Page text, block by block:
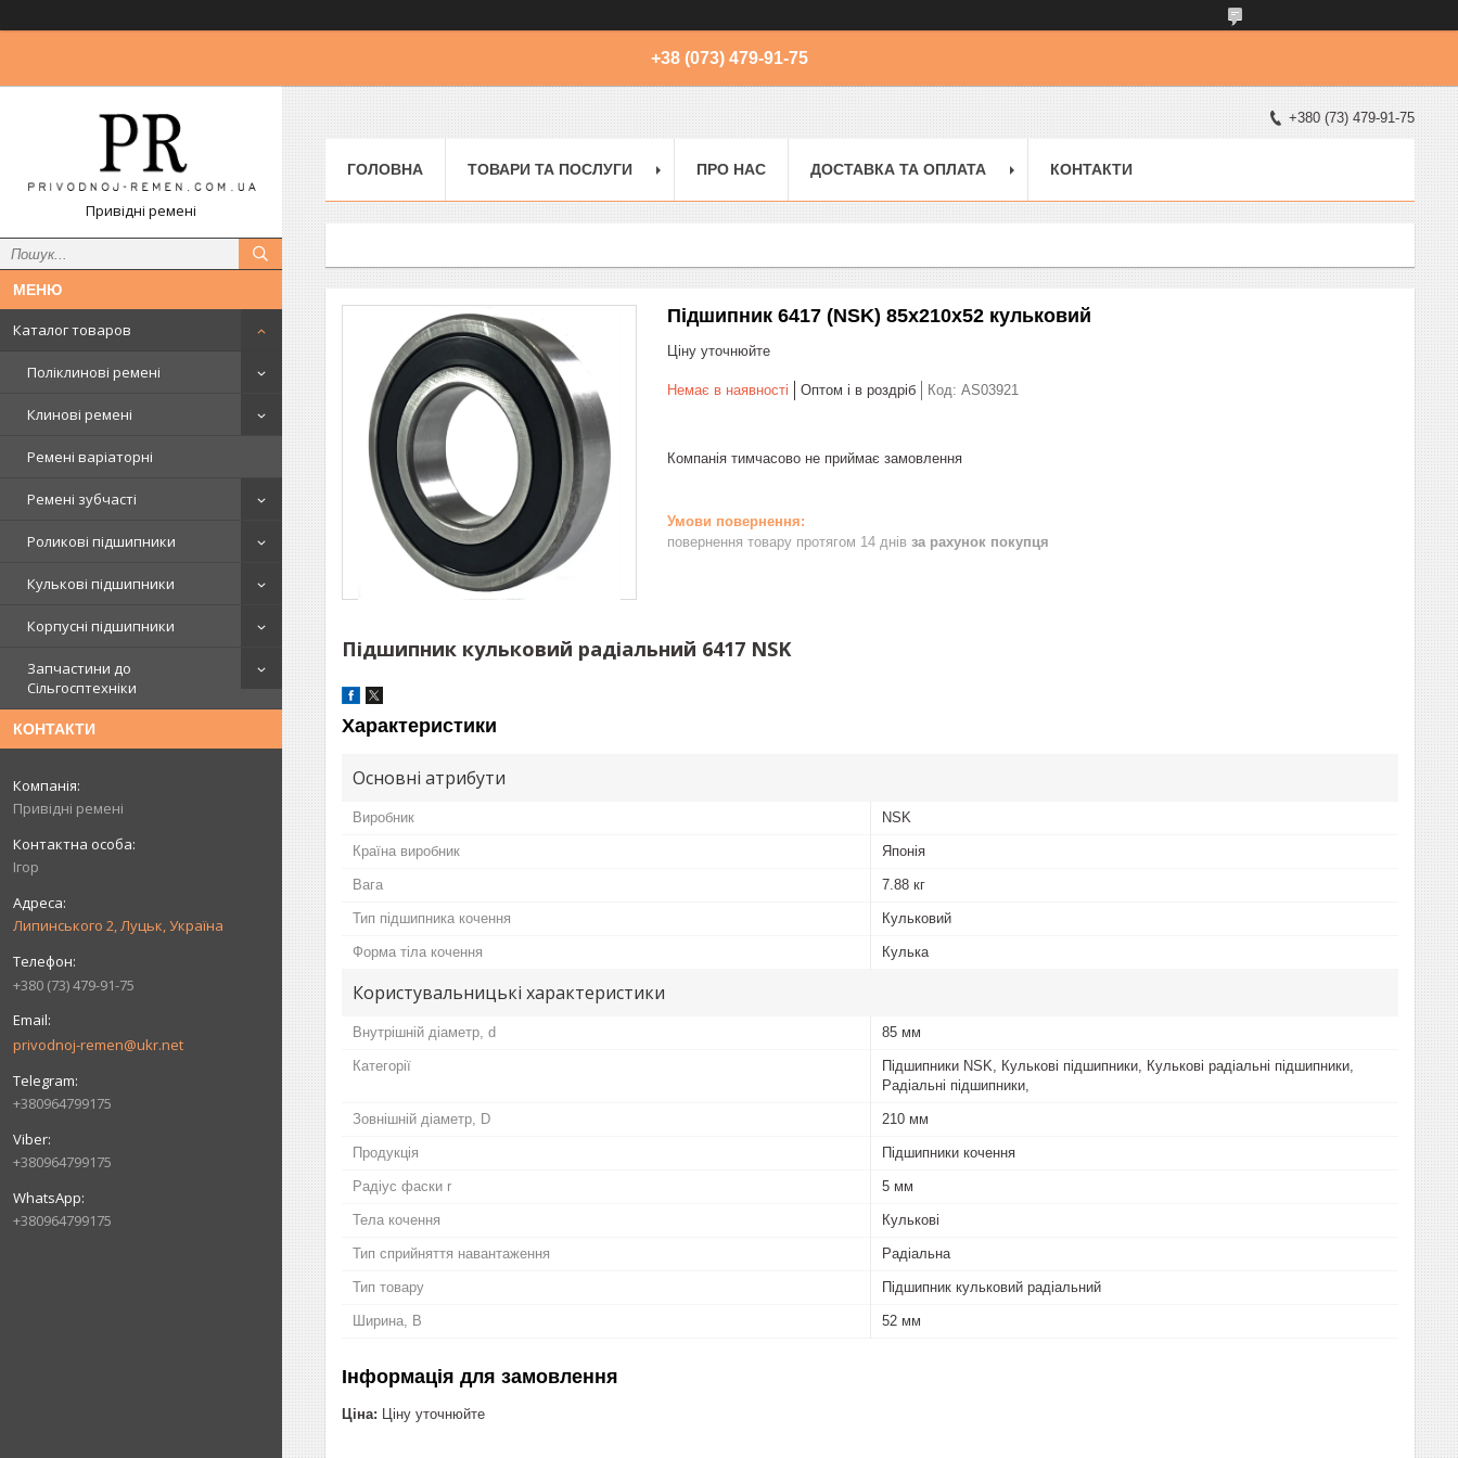
+38 (073) 479-91-75
Привідні ремені
Каталог товаров
Поліклинові ремені
Клинові ремені
Ремені варіаторні
Ремені зубчасті
Роликові підшипники
Кулькові підшипники
Корпусні підшипники
Запчастини до
Сільгосптехніки
КОНТАКТИ
Привідні ремені
Ігор
Липинського 2, Луцьк, Україна
+380 (73) 479-91-75
privodnoj-remen@ukr.net
+380964799175
+380964799175
+380964799175
+380 (73) 479-91-75
ГОЛОВНА ТОВАРИ ТА ПОСЛУГИ ПРО НАС ДОСТАВКА ТА ОПЛАТА КОНТАКТИ
Підшипник 6417 (NSK) 85x210x52 кульковий
Ціну уточнюйте
Немає в наявності Оптом і в роздріб Код: AS03921
Компанія тимчасово не приймає замовлення
повернення товару протягом 14 днів за рахунок покупця
Підшипник кульковий радіальний 6417 NSK
Характеристики
Основні атрибути
Виробник NSK
Країна виробник Японія
Вага 7.88 кг
Тип підшипника кочення Кульковий
Форма тіла кочення Кулька
Користувальницькі характеристики
Внутрішній діаметр, d 85 мм
Категорії
Підшипники NSK, Кулькові підшипники, Кулькові радіальні підшипники,
Радіальні підшипники,
Зовнішній діаметр, D 210 мм
Продукція Підшипники кочення
Радіус фаски r 5 мм
Тела кочення Кулькові
Тип сприйняття навантаження Радіальна
Тип товару Підшипник кульковий радіальний
Ширина, B 52 мм
Інформація для замовлення
Ціна: Ціну уточнюйте